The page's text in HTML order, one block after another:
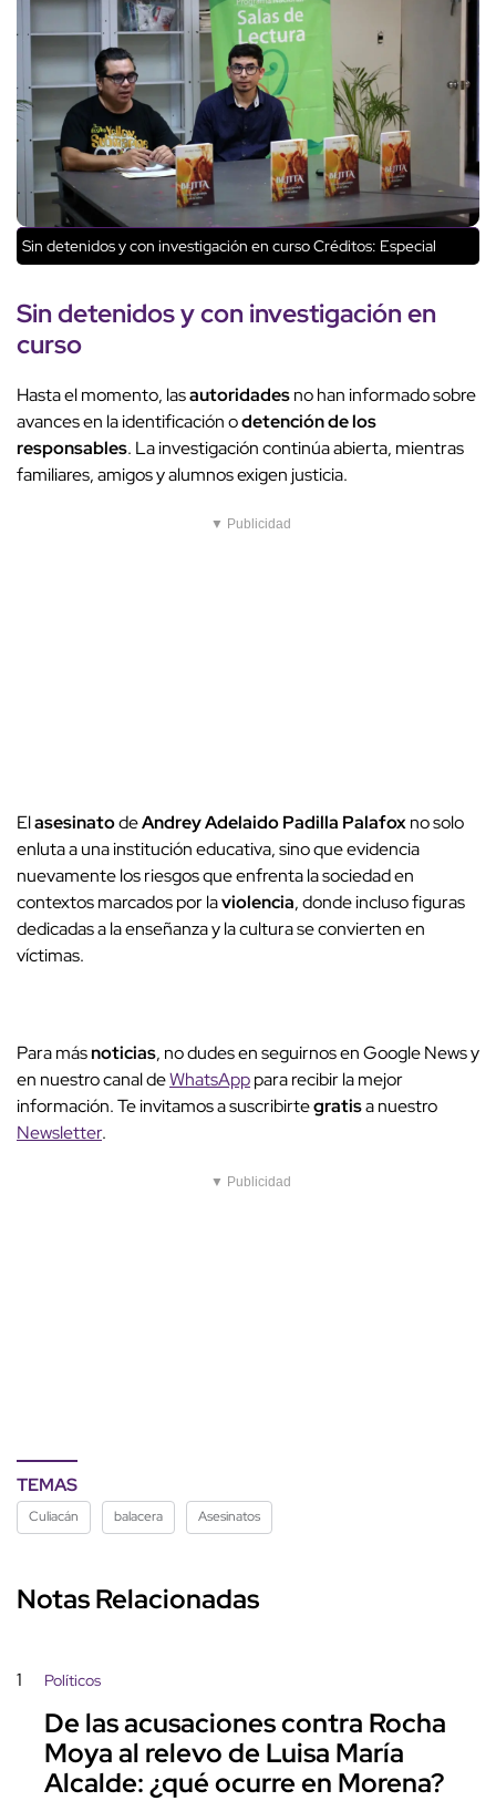
Sin detenidos y con investigación en cursoCréditos: Especial
Sin detenidosy con investigación en
curso
Hasta el momento, lasautoridadesno han informado sobre
avances en la identificación odetención de los
responsables. La investigación continúa abierta, mientras
familiares, amigos y alumnos exigen justicia.
▼ Publicidad
ElasesinatodeAndrey Adelaido Padilla Palafoxno solo
enluta a una institución educativa, sino que evidencia
nuevamente los riesgos que enfrenta la sociedad en
contextos marcados por laviolencia, donde incluso figuras
dedicadas a la enseñanza y la cultura se convierten en
víctimas.
Para másnoticias, no dudes en seguirnos en Google News y
en nuestro canal deWhatsApppara recibir la mejor
información. Te invitamos a suscribirtegratisa nuestro
Newsletter.
▼ Publicidad
TEMAS
Culiacán balacera Asesinatos
Notas Relacionadas
1 Políticos
De las acusaciones contra Rocha
Moya al relevo de Luisa María
Alcalde: ¿qué ocurre en Morena?